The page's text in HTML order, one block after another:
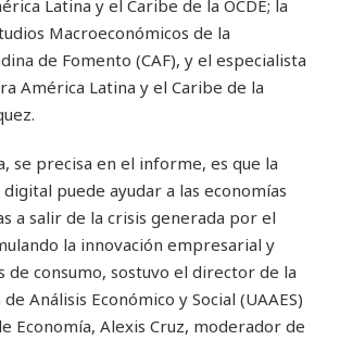
Latina y el Caribe de la OCDE; la
Macroeconómicos de la
de Fomento (CAF), y el especialista
América Latina y el Caribe de la
se precisa en el informe, es que la
puede ayudar a las economías
a salir de la crisis generada por el
la innovación empresarial y
de consumo, sostuvo el director de la
Análisis Económico y Social (UAAES)
Economía, Alexis Cruz, moderador de